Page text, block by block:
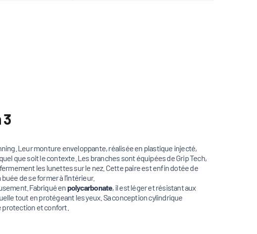
3
Leur monture enveloppante, réalisée en plastique injecté,
que soit le contexte. Les branches sont équipées de Grip Tech,
les lunettes sur le nez. Cette paire est enfin dotée de
de se former à l'intérieur.
Fabriqué en polycarbonate, il est léger et résistant aux
tout en protégeant les yeux. Sa conception cylindrique
et confort.